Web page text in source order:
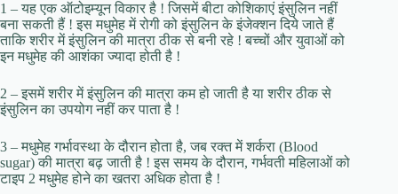
1 – यह एक ऑटोइम्यून विकार है ! जिसमें बीटा कोशिकाएं इंसुलिन नहीं
बना सकती हैं ! इस मधुमेह में रोगी को इंसुलिन के इंजेक्शन दिये जाते हैं
ताकि शरीर में इंसुलिन की मात्रा ठीक से बनी रहे ! बच्चों और युवाओं को
इन मधुमेह की आशंका ज्यादा होती है !
2 – इसमें शरीर में इंसुलिन की मात्रा कम हो जाती है या शरीर ठीक से
इंसुलिन का उपयोग नहीं कर पाता है !
3 – मधुमेह गर्भावस्था के दौरान होता है, जब रक्त में शर्करा (Blood
sugar) की मात्रा बढ़ जाती है ! इस समय के दौरान, गर्भवती महिलाओं को
टाइप 2 मधुमेह होने का खतरा अधिक होता है !